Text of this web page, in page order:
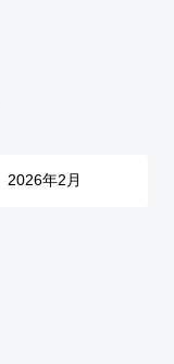
2026年2月